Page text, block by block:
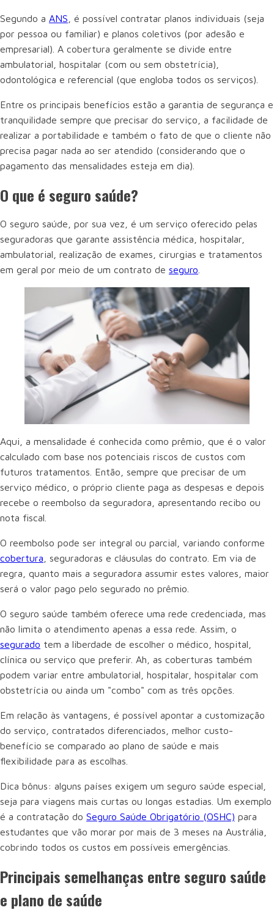
Segundo a ANS , é possível contratar planos individuais (seja
por pessoa ou familiar) e planos coletivos (por adesão e
empresarial). A cobertura geralmente se divide entre
ambulatorial, hospitalar (com ou sem obstetrícia),
odontológica e referencial (que engloba todos os serviços).
Entre os principais benefícios estão a garantia de segurança e
tranquilidade sempre que precisar do serviço, a facilidade de
realizar a portabilidade e também o fato de que o cliente não
precisa pagar nada ao ser atendido (considerando que o
pagamento das mensalidades esteja em dia).
O que é seguro saúde?
O seguro saúde, por sua vez, é um serviço oferecido pelas
seguradoras que garante assistência médica, hospitalar,
ambulatorial, realização de exames, cirurgias e tratamentos
em geral por meio de um contrato de seguro
Aqui, a mensalidade é conhecida como prêmio, que é o valor
calculado com base nos potenciais riscos de custos com
futuros tratamentos. Então, sempre que precisar de um
serviço médico, o próprio cliente paga as despesas e depois
recebe o reembolso da seguradora, apresentando recibo ou
nota fiscal.
O reembolso pode ser integral ou parcial, variando conforme
cobertura , seguradoras e cláusulas do contrato. Em via de
regra, quanto mais a seguradora assumir estes valores, maior
será o valor pago pelo segurado no prêmio.
O seguro saúde também oferece uma rede credenciada, mas
não limita o atendimento apenas a essa rede. Assim, o
segurado tem a liberdade de escolher o médico, hospital,
clínica ou serviço que preferir. Ah, as coberturas também
podem variar entre ambulatorial, hospitalar, hospitalar com
obstetrícia ou ainda um "combo" com as três opções.
Em relação às vantagens, é possível apontar a customização
do serviço, contratados diferenciados, melhor custo-
benefício se comparado ao plano de saúde e mais
flexibilidade para as escolhas.
Dica bônus: alguns países exigem um seguro saúde especial,
seja para viagens mais curtas ou longas estadias. Um exemplo
é a contratação do Seguro Saúde Obrigatório (OSHC) para
estudantes que vão morar por mais de 3 meses na Austrália,
cobrindo todos os custos em possíveis emergências.
Principais semelhanças entre seguro saúde
e plano de saúde